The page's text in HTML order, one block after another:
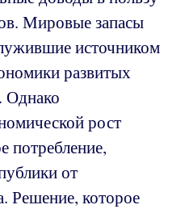
Мировые запасы
источником
развитых
Однако
рост
потребление,
от
Решение, которое